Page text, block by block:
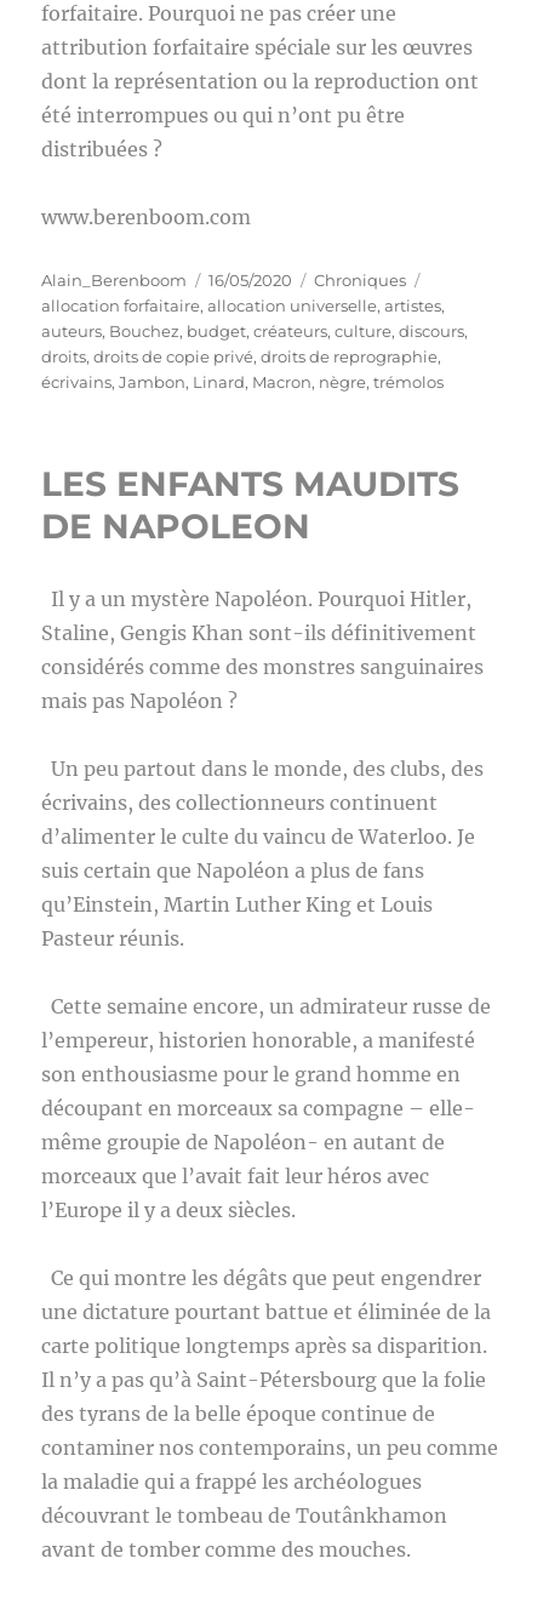
forfaitaire. Pourquoi ne pas créer une
attribution forfaitaire spéciale sur les œuvres
dont la représentation ou la reproduction ont
été interrompues ou qui n’ont pu être
distribuées ?
www.berenboom.com
Auteur
Alain_Berenboom
Publié
le
16/05/2020 Catégories
Chroniques
allocation forfaitaire,allocation universelle,artistes,
auteurs, Bouchez, budget,créateurs,culture,discours,
droits,droits de copie privé,droits de reprographie,
écrivains,Jambon, Linard, Macron, nègre,trémolos
LES ENFANTS MAUDITS
DE NAPOLEON
Il y a un mystère Napoléon. Pourquoi Hitler,
Staline, Gengis Khan sont-ils définitivement
considérés comme des monstres sanguinaires
mais pas Napoléon ?
Un peu partout dans le monde, des clubs, des
écrivains, des collectionneurs continuent
d’alimenter le culte du vaincu de Waterloo. Je
suis certain que Napoléon a plus de fans
qu’Einstein, Martin Luther King et Louis
Pasteur réunis.
Cette semaine encore, un admirateur russe de
l’empereur, historien honorable, a manifesté
son enthousiasme pour le grand homme en
découpant en morceaux sa compagne – elle-
même groupie de Napoléon- en autant de
morceaux que l’avait fait leur héros avec
l’Europe il y a deux siècles.
Ce qui montre les dégâts que peut engendrer
une dictature pourtant battue et éliminée de la
carte politique longtemps après sa disparition.
Il n’y a pas qu’à Saint-Pétersbourg que la folie
des tyrans de la belle époque continue de
contaminer nos contemporains, un peu comme
la maladie qui a frappé les archéologues
découvrant le tombeau de Toutânkhamon
avant de tomber comme des mouches.